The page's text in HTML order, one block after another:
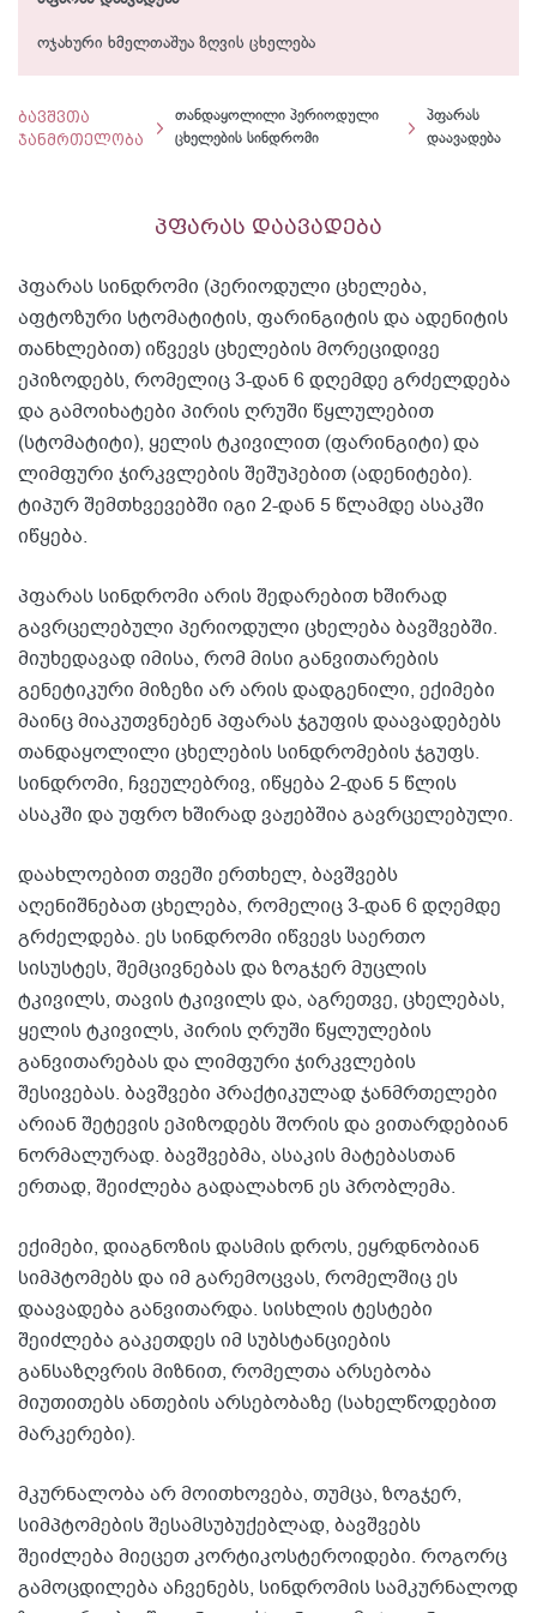
ოჯახური ხმელთაშუა ზღვის ცხელება
ბავშვთა
ჯანმრთელობა
თანდაყოლილი პერიოდული
ცხელების სინდრომი
პფარას
დაავადება
პფარას დაავადება
პფარას სინდრომი (პერიოდული ცხელება,
აფტოზური სტომატიტის, ფარინგიტის და ადენიტის
თანხლებით) იწვევს ცხელების მორეციდივე
ეპიზოდებს, რომელიც 3-დან 6 დღემდე გრძელდება
და გამოიხატები პირის ღრუში წყლულებით
(სტომატიტი), ყელის ტკივილით (ფარინგიტი) და
ლიმფური ჯირკვლების შეშუპებით (ადენიტები).
ტიპურ შემთხვევებში იგი 2-დან 5 წლამდე ასაკში
იწყება.
პფარას სინდრომი არის შედარებით ხშირად
გავრცელებული პერიოდული ცხელება ბავშვებში.
მიუხედავად იმისა, რომ მისი განვითარების
გენეტიკური მიზეზი არ არის დადგენილი, ექიმები
მაინც მიაკუთვნებენ პფარას ჯგუფის დაავადებებს
თანდაყოლილი ცხელების სინდრომების ჯგუფს.
სინდრომი, ჩვეულებრივ, იწყება 2-დან 5 წლის
ასაკში და უფრო ხშირად ვაჟებშია გავრცელებული.
დაახლოებით თვეში ერთხელ, ბავშვებს
აღენიშნებათ ცხელება, რომელიც 3-დან 6 დღემდე
გრძელდება. ეს სინდრომი იწვევს საერთო
სისუსტეს, შემცივნებას და ზოგჯერ მუცლის
ტკივილს, თავის ტკივილს და, აგრეთვე, ცხელებას,
ყელის ტკივილს, პირის ღრუში წყლულების
განვითარებას და ლიმფური ჯირკვლების
შესივებას. ბავშვები პრაქტიკულად ჯანმრთელები
არიან შეტევის ეპიზოდებს შორის და ვითარდებიან
ნორმალურად. ბავშვებმა, ასაკის მატებასთან
ერთად, შეიძლება გადალახონ ეს პრობლემა.
ექიმები, დიაგნოზის დასმის დროს, ეყრდნობიან
სიმპტომებს და იმ გარემოცვას, რომელშიც ეს
დაავადება განვითარდა. სისხლის ტესტები
შეიძლება გაკეთდეს იმ სუბსტანციების
განსაზღვრის მიზნით, რომელთა არსებობა
მიუთითებს ანთების არსებობაზე (სახელწოდებით
მარკერები).
მკურნალობა არ მოითხოვება, თუმცა, ზოგჯერ,
სიმპტომების შესამსუბუქებლად, ბავშვებს
შეიძლება მიეცეთ კორტიკოსტეროიდები. როგორც
გამოცდილება აჩვენებს, სინდრომის სამკურნალოდ